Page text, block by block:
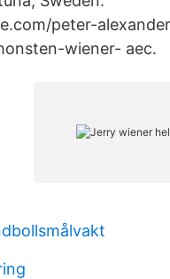
peter-
wiener- aec.